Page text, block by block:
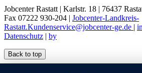
Jobcenter Rastatt | Karlstr. 18 | 76437
Fax 07222 930-204 | Jobcenter-Landkreis-
Rastatt.Kundenservice@jobcenter-ge.de |
Datenschutz | by
Back to top